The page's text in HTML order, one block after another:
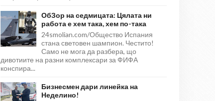
ОбЗор на седмицата: Цялата ни
работа е хем така, хем по-така
24smolian.com/Общество Испания
стана световен шампион. Честито!
Само не мога да разбера, що
дивотиите на разни комплексари за ФИФА
конспира...
Бизнесмен дари линейка на
Неделино!